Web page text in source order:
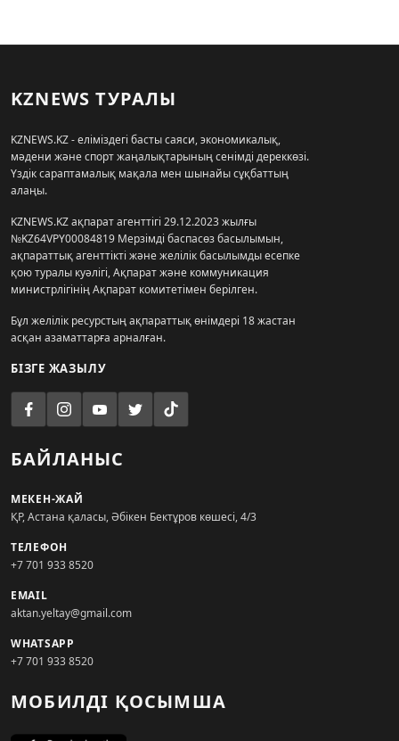
KZNEWS ТУРАЛЫ
KZNEWS.KZ - еліміздегі басты саяси, экономикалық,
мәдени және спорт жаңалықтарының сенімді дереккөзі.
Үздік сараптамалық мақала мен шынайы сұқбаттың
алаңы.
KZNEWS.KZ ақпарат агенттігі 29.12.2023 жылғы
№KZ64VPY00084819 Мерзімді баспасөз басылымын,
ақпараттық агенттікті және желілік басылымды есепке
қою туралы куәлігі, Ақпарат және коммуникация
министрлігінің Ақпарат комитетімен берілген.
Бұл желілік ресурстың ақпараттық өнімдері 18 жастан
асқан азаматтарға арналған.
БІЗГЕ ЖАЗЫЛУ
БАЙЛАНЫС
МЕКЕН-ЖАЙ
ҚР, Астана қаласы, Әбікен Бектұров көшесі, 4/3
ТЕЛЕФОН
+7 701 933 8520
EMAIL
aktan.yeltay@gmail.com
WHATSAPP
+7 701 933 8520
МОБИЛДІ ҚОСЫМША